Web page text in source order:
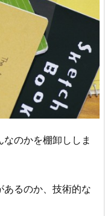
のかを棚卸ししま
るのか、技術的な